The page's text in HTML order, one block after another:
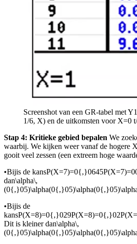
Screenshot van een GR-tabel met
1/6, X) en de uitkomsten voor X=0
Stap 4: Kritieke gebied bepalen We
waarbij. We kijken weer vanaf de hogere
gooit veel zessen (een extreem hoge
•Bijis de kans
dan\alpha\,
•Bijis de
kans
Dit is kleiner dan\alpha\,